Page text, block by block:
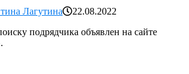
Лагутина
22.08.2022
подрядчика объявлен на сайте